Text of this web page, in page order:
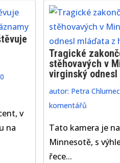
0
v
na
Tragické
stěhovavých v
virginský
autor: Petra
komentářů
Tato kamera je
Minnesotě, s
řece...